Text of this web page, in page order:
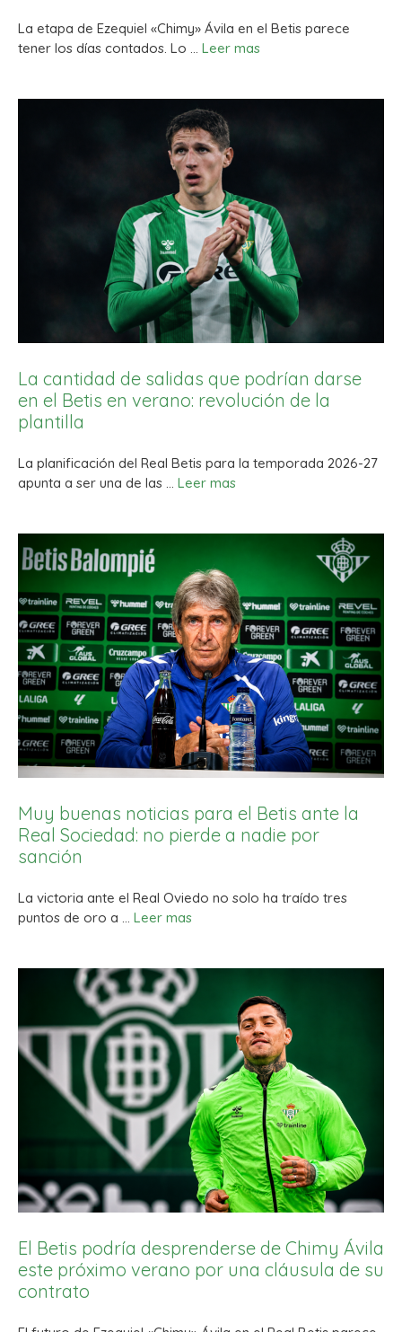
La etapa de Ezequiel «Chimy» Ávila en el Betis parece
tener los días contados. Lo … Leer mas
La cantidad de salidas que podrían darse
en el Betis en verano: revolución de la
plantilla
La planificación del Real Betis para la temporada 2026-27
apunta a ser una de las … Leer mas
Muy buenas noticias para el Betis ante la
Real Sociedad: no pierde a nadie por
sanción
La victoria ante el Real Oviedo no solo ha traído tres
puntos de oro a … Leer mas
El Betis podría desprenderse de Chimy Ávila
este próximo verano por una cláusula de su
contrato